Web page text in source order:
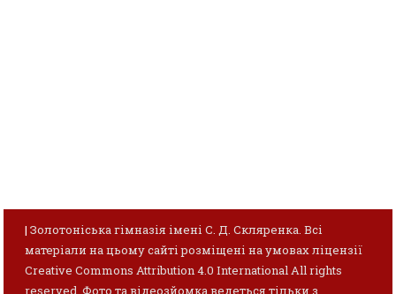
|Золотоніська гімназія імені С. Д. Скляренка. Всі
матеріали на цьому сайті розміщені на умовах ліцензії
Creative Commons Attribution 4.0 International All rights
reserved. Фото та відеозйомка ведеться тільки з